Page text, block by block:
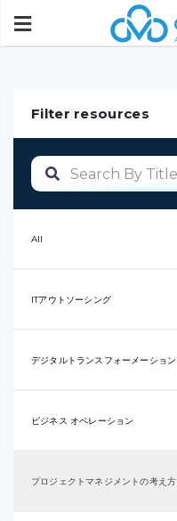
Filter resources
All
ITアウトソーシング
デジタルトランスフォーメーション
ビジネス オペレーション
プロジェクトマネジメントの考え方